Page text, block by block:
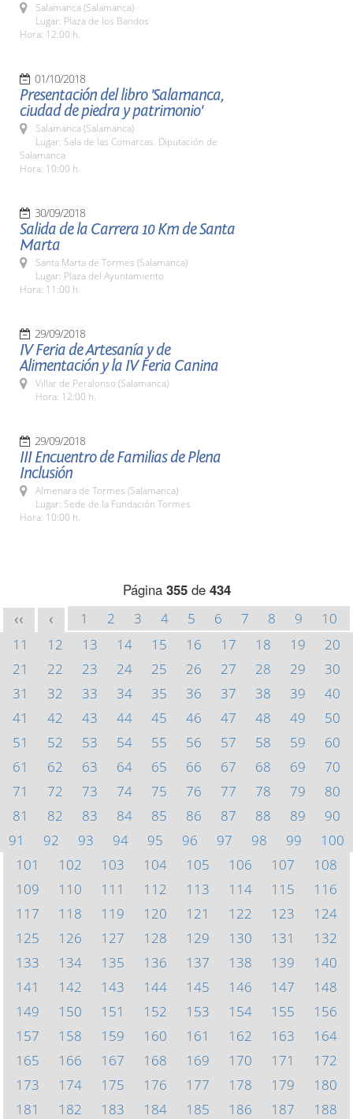
Salamanca (Salamanca)
Lugar: Plaza de los Bandos
Hora: 12:00 h.
01/10/2018
Presentación del libro 'Salamanca,
ciudad de piedra y patrimonio'
Salamanca (Salamanca)
Lugar: Sala de las Comarcas. Diputación de
Salamanca
Hora: 10:00 h.
30/09/2018
Salida de la Carrera 10 Km de Santa
Marta
Santa Marta de Tormes (Salamanca)
Lugar: Plaza del Ayuntamiento
Hora: 11:00 h.
29/09/2018
IV Feria de Artesanía y de
Alimentación y la IV Feria Canina
Villar de Peralonso (Salamanca)
Hora: 12:00 h.
29/09/2018
III Encuentro de Familias de Plena
Inclusión
Almenara de Tormes (Salamanca)
Lugar: Sede de la Fundación Tormes
Hora: 10:00 h.
Página 355de 434
<< < 1 2 3 4 5 6 7 8 9
10
11
12 13 14 15 16 17 18 19
20
21
22 23 24 25 26 27 28 29
30
31
32 33 34 35 36 37 38 39
40
41
42 43 44 45 46 47 48 49
50
51
52 53 54 55 56 57 58 59
60
61
62 63 64 65 66 67 68 69
70
71
72 73 74 75 76 77 78 79
80
81
82 83 84 85 86 87 88 89
90
91
92 93 94 95 96 97 98 99
100
101
102 103 104 105 106 107
108
109
110 111 112 113 114 115
116
117
118 119 120 121 122 123
124
125
126 127 128 129 130 131
132
133
134 135 136 137 138 139
140
141
142 143 144 145 146 147
148
149
150 151 152 153 154 155
156
157
158 159 160 161 162 163
164
165
166 167 168 169 170 171
172
173
174 175 176 177 178 179
180
181
182 183 184 185 186 187
188